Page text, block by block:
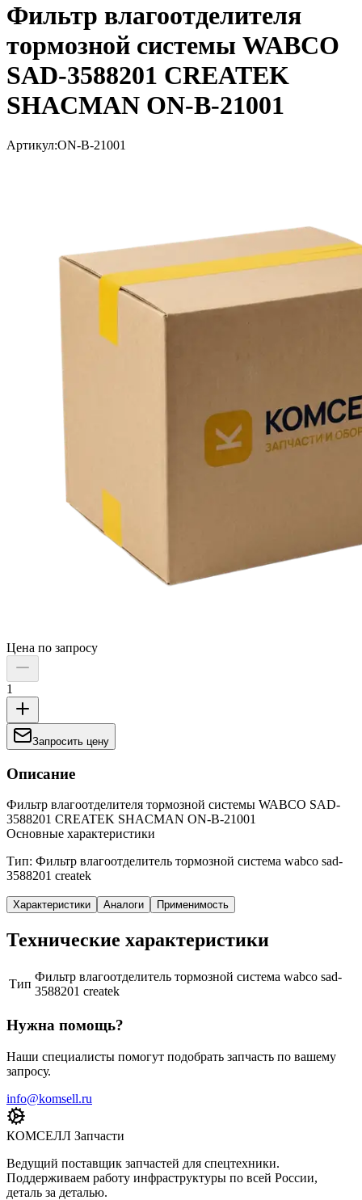
Фильтр влагоотделителя
тормозной системы WABCO
SAD-3588201 CREATEK
SHACMAN ON-B-21001
Артикул:ON-B-21001
Цена по запросу
1
Запросить цену
Описание
Фильтр влагоотделителя тормозной системы WABCO SAD-
3588201 CREATEK SHACMAN ON-B-21001
Основные характеристики
Тип: Фильтр влагоотделитель тормозной система wabco sad-
3588201 createk
Характеристики Аналоги Применимость
Технические характеристики
Тип
Фильтр влагоотделитель тормозной система wabco sad-
3588201 createk
Нужна помощь?
Наши специалисты помогут подобрать запчасть по вашему
запросу.
info@komsell.ru
КОМСЕЛЛ Запчасти
Ведущий поставщик запчастей для спецтехники.
Поддерживаем работу инфраструктуры по всей России,
деталь за деталью.